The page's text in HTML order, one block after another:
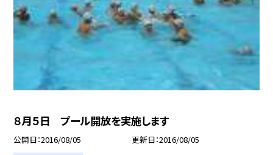
８月５日 プール開放を実施します
公開日 2016/08/05 更新日 2016/08/05